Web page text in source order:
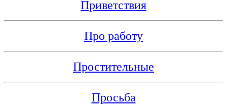
Приветствия
Про работу
Простительные
Просьба